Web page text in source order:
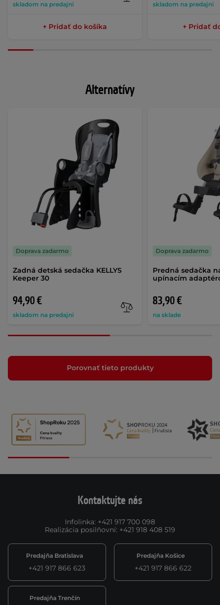
skladom na predajni
+ Pridať do košíka
skladom na predajni
+ Pridať
Alternatívy
Zadná detská sedačka KELLYS
Keeper 30
94,90 €
skladom na predajni
Doprava zadarmo
Predná sedačka
upínacím
83,90 €
na sklade
Doprava zadarmo
Porovnať tieto produkty
Kontaktujte nás
Infolinka: +421 917 700 098
Realizácia posilňovní: +421 918 408 519
Predajňa Bratislava
+421 917 866 623
Predajňa Košice
+421 917 866 622
Predajňa Trenčín